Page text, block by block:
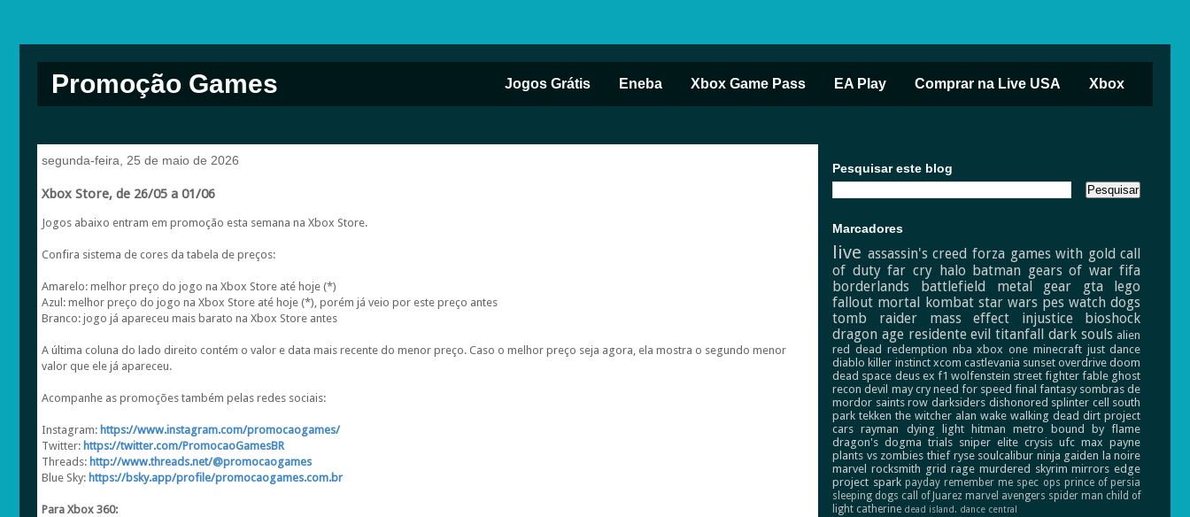
Promoção Games Jogos Grátis Eneba Xbox Game Pass EA Play Comprar na Live USA Xbox
segunda-feira, 25 de maio de 2026
Xbox Store, de 26/05 a 01/06
Jogos abaixo entram em promoção esta semana na Xbox Store.
Confira sistema de cores da tabela de preços:
Amarelo: melhor preço do jogo na Xbox Store até hoje (*)
Azul: melhor preço do jogo na Xbox Store até hoje (*), porém já veio por este preço antes
Branco: jogo já apareceu mais barato na Xbox Store antes
A última coluna do lado direito contém o valor e data mais recente do menor preço. Caso o melhor preço seja agora, ela mostra o segundo menor
valor que ele já apareceu.
Acompanhe as promoções também pelas redes sociais:
Instagram: https://www.instagram.com/promocaogames/
Twitter: https://twitter.com/PromocaoGamesBR
Threads: http://www.threads.net/@promocaogames
Blue Sky: https://bsky.app/profile/promocaogames.com.br
Para Xbox 360:
Pesquisar este blog
Marcadores
live assassin's creed forza games with gold call
of duty far cry halo batman gears of war fifa
borderlands
battlefield metal gear gta
lego
fallout mortal kombat star wars pes watch dogs
tomb raider
mass effect injustice
bioshock
dragon age residente evil titanfall dark souls alien
red dead redemption nba xbox one minecraft just dance
diablo killer instinct xcom castlevania sunset overdrive doom
dead space deus ex f1 wolfenstein street fighter fable ghost
recon devil may cry need for speed final fantasy sombras de
mordor saints row darksiders dishonored splinter cell south
park tekken the witcher alan wake walking dead dirt project
cars rayman dying light hitman metro
bound by flame
dragon's dogma trials sniper elite crysis ufc max payne
plants vs zombies thief ryse soulcalibur ninja gaiden la noire
marvel rocksmith grid rage murdered skyrim mirrors edge
project spark payday remember me spec ops prince of persia
sleeping dogs call of Juarez marvel avengers spider man child of
light catherine dead island. dance central